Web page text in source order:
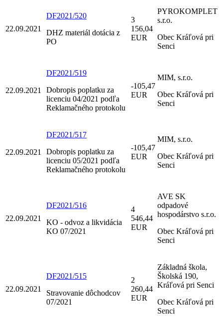
22.09.2021
DF2021/520
DHZ materiál dotácia z
PO
3
156,04
EUR
PYROKOMPLET
s.r.o.
Obec Kráľová pri
Senci
22.09.2021
DF2021/519
Dobropis poplatku za
licenciu 04/2021 podľa
Reklamačného protokolu
-105,47
EUR
MIM, s.r.o.
Obec Kráľová pri
Senci
22.09.2021
DF2021/517
Dobropis poplatku za
licenciu 05/2021 podľa
Reklamačného protokolu
-105,47
EUR
MIM, s.r.o.
Obec Kráľová pri
Senci
22.09.2021
DF2021/516
KO - odvoz a likvidácia
KO 07/2021
4
546,44
EUR
AVE SK
odpadové
hospodárstvo s.r.o.
Obec Kráľová pri
Senci
22.09.2021
DF2021/515
Stravovanie dôchodcov
07/2021
2
260,44
EUR
Základná škola,
Školská 190,
Kráľová pri Senci
Obec Kráľová pri
Senci